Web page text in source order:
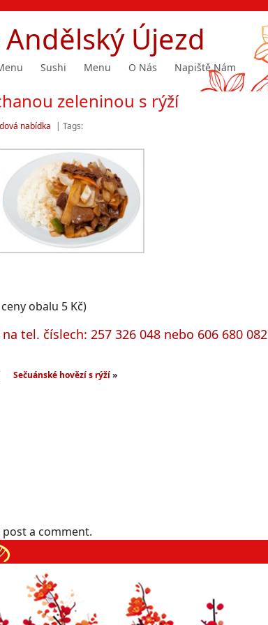
Újezd
Sushi Menu O Nás Napiště Nám
zeleninou s rýží
nabídka | Tags:
obalu 5 Kč)
tel. číslech: 257 326 048 nebo 606 680 082
Sečuánské hovězí s rýží»
a comment.